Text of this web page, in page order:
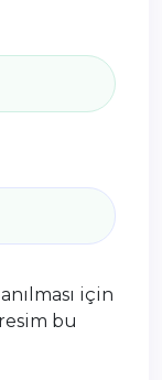
için
bu